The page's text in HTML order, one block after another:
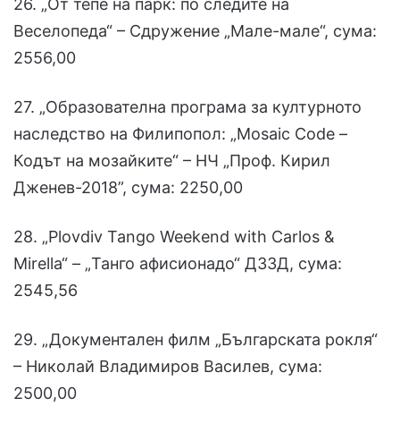
26. „От тепе на парк: по следите на
Веселопеда“ – Сдружение „Мале-мале“, сума:
2556,00
27. „Образователна програма за културното
наследство на Филипопол: „Mosaic Code –
Кодът на мозайките“ – НЧ „Проф. Кирил
Дженев-2018”, сума: 2250,00
28. „Plovdiv Tango Weekend with Carlos &
Mirella“ – „Танго афисионадо“ ДЗЗД, сума:
2545,56
29. „Документален филм „Българската рокля“
– Николай Владимиров Василев, сума:
2500,00